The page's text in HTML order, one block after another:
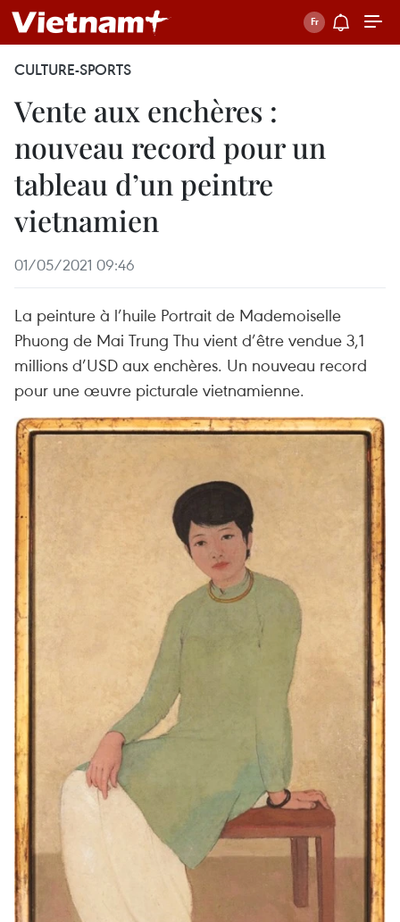
CULTURE-SPORTS
Vente aux enchères :
nouveau record pour un
tableau d’un peintre
vietnamien
01/05/2021 09:46
La peinture à l’huile Portrait de Mademoiselle
Phuong de Mai Trung Thu vient d’être vendue 3,1
millions d’USD aux enchères. Un nouveau record
pour une œuvre picturale vietnamienne.